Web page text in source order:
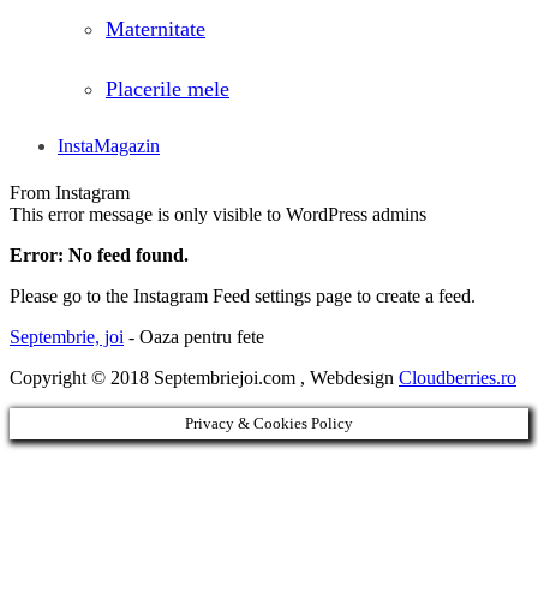
Maternitate
Placerile mele
InstaMagazin
From Instagram
This error message is only visible to WordPress admins
Error: No feed found.
Please go to the Instagram Feed settings page to create a feed.
Septembrie, joi - Oaza pentru fete
Copyright © 2018 Septembriejoi.com , Webdesign Cloudberries.ro
Privacy & Cookies Policy